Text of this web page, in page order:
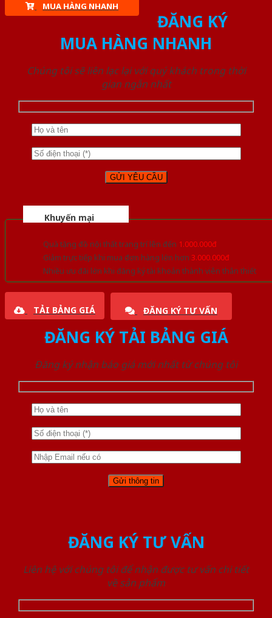
MUA HÀNG NHANH
ĐĂNG KÝ
MUA HÀNG NHANH
Chúng tôi sẽ liên lạc lại với quý khách trong thời
gian ngắn nhất
Khuyến mại
Quà tặng đồ nội thất trang trí lên đến 1.000.000đ
Giảm trực tiếp khi mua đơn hàng lớn hơn 3.000.000đ
Nhiều ưu đãi lớn khi đăng ký tài khoản thành viên thân thiết
TẢI BẢNG GIÁ ĐĂNG KÝ TƯ VẤN
ĐĂNG KÝ TẢI BẢNG GIÁ
Đăng ký nhận báo giá mới nhất từ chúng tôi
ĐĂNG KÝ TƯ VẤN
Liên hệ với chúng tôi để nhận được tư vấn chi tiết
về sản phẩm